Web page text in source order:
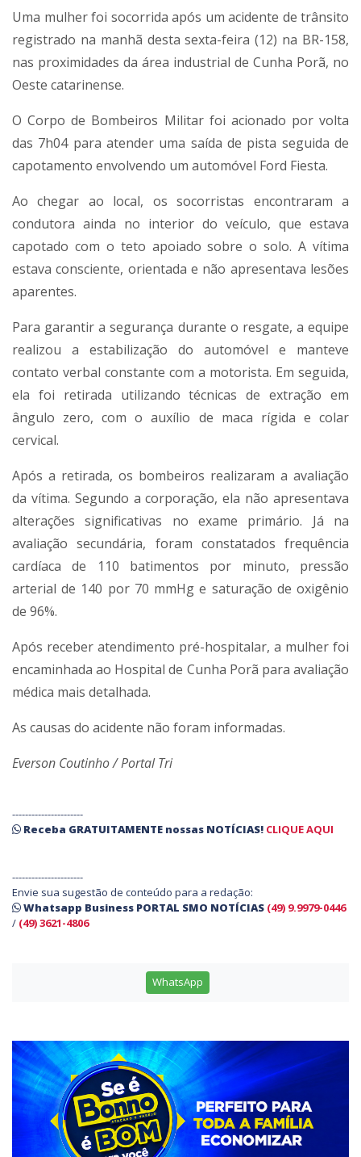
Uma mulher foi socorrida após um acidente de trânsito
registrado na manhã desta sexta-feira (12) na BR-158,
nas proximidades da área industrial de Cunha Porã, no
Oeste catarinense.
O Corpo de Bombeiros Militar foi acionado por volta
das 7h04 para atender uma saída de pista seguida de
capotamento envolvendo um automóvel Ford Fiesta.
Ao chegar ao local, os socorristas encontraram a
condutora ainda no interior do veículo, que estava
capotado com o teto apoiado sobre o solo. A vítima
estava consciente, orientada e não apresentava lesões
aparentes.
Para garantir a segurança durante o resgate, a equipe
realizou a estabilização do automóvel e manteve
contato verbal constante com a motorista. Em seguida,
ela foi retirada utilizando técnicas de extração em
ângulo zero, com o auxílio de maca rígida e colar
cervical.
Após a retirada, os bombeiros realizaram a avaliação
da vítima. Segundo a corporação, ela não apresentava
alterações significativas no exame primário. Já na
avaliação secundária, foram constatados frequência
cardíaca de 110 batimentos por minuto, pressão
arterial de 140 por 70 mmHg e saturação de oxigênio
de 96%.
Após receber atendimento pré-hospitalar, a mulher foi
encaminhada ao Hospital de Cunha Porã para avaliação
médica mais detalhada.
As causas do acidente não foram informadas.
Everson Coutinho / Portal Tri
----------------------
Receba GRATUITAMENTE nossas NOTÍCIAS! CLIQUE AQUI
----------------------
Envie sua sugestão de conteúdo para a redação:
Whatsapp Business PORTAL SMO NOTÍCIAS (49) 9.9979-0446
/ (49) 3621-4806
WhatsApp